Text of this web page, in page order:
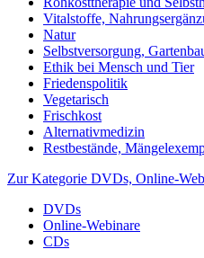
Vitalstoffe,
Natur
Selbstversorgung,
Ethik bei Mensch und Tier
Friedenspolitik
Vegetarisch
Frischkost
Alternativmedizin
Restbestände,
Zur Kategorie DVDs, Online-
DVDs
Online-Webinare
CDs